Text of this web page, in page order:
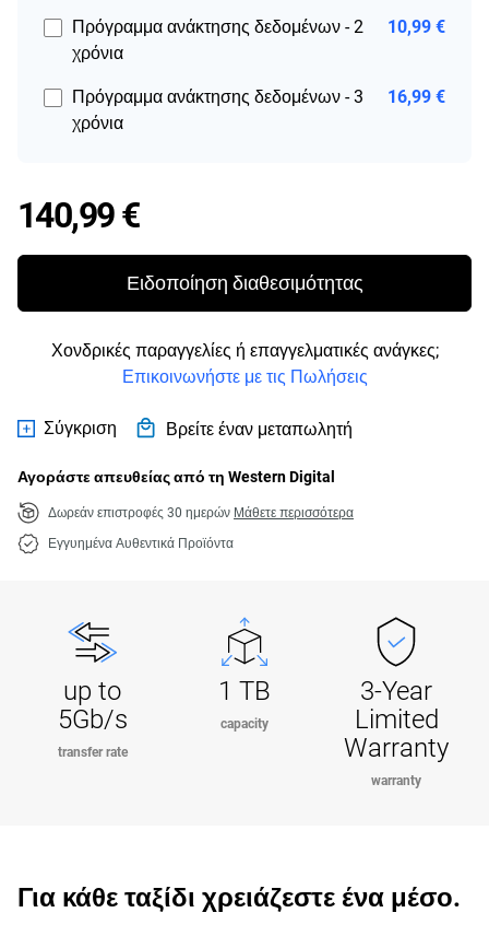
Πρόγραμμα ανάκτησης δεδομένων - 2
χρόνια
10,99 €
Πρόγραμμα ανάκτησης δεδομένων - 3
χρόνια
16,99 €
140,99 €Price 140,99 €
Ειδοποίηση διαθεσιμότητας
Χονδρικές παραγγελίες ή επαγγελματικές ανάγκες;
Επικοινωνήστε με τις Πωλήσεις
Σύγκριση Βρείτε έναν μεταπωλητή
Αγοράστε απευθείας από τη Western Digital
Δωρεάν επιστροφές 30 ημερών Μάθετε περισσότερα
Εγγυημένα Αυθεντικά Προϊόντα
up to
5Gb/s
transfer rate
1 TB
capacity
3-Year
Limited
Warranty
warranty
Για κάθε ταξίδι χρειάζεστε ένα μέσο.